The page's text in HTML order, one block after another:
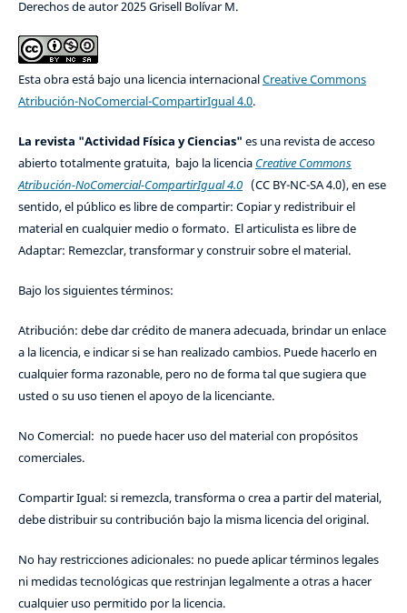
Derechos de autor 2025 Grisell Bolívar M.
Esta obra está bajo una licencia internacionalCreative Commons
Atribución-NoComercial-CompartirIgual 4.0.
La revista "Actividad Física y Ciencias" es una revista de acceso
abierto totalmente gratuita, bajo la licencia Creative Commons
Atribución-NoComercial-CompartirIgual 4.0(CC BY-NC-SA 4.0), en ese
sentido, el público es libre de compartir: Copiar y redistribuir el
material en cualquier medio o formato. El articulista es libre de
Adaptar: Remezclar, transformar y construir sobre el material.
Bajo los siguientes términos:
Atribución: debe dar crédito de manera adecuada, brindar un enlace
a la licencia, e indicar si se han realizado cambios. Puede hacerlo en
cualquier forma razonable, pero no de forma tal que sugiera que
usted o su uso tienen el apoyo de la licenciante.
No Comercial: no puede hacer uso del material con propósitos
comerciales.
Compartir Igual: si remezcla, transforma o crea a partir del material,
debe distribuir su contribución bajo la misma licencia del original.
No hay restricciones adicionales: no puede aplicar términos legales
ni medidas tecnológicas que restrinjan legalmente a otras a hacer
cualquier uso permitido por la licencia.